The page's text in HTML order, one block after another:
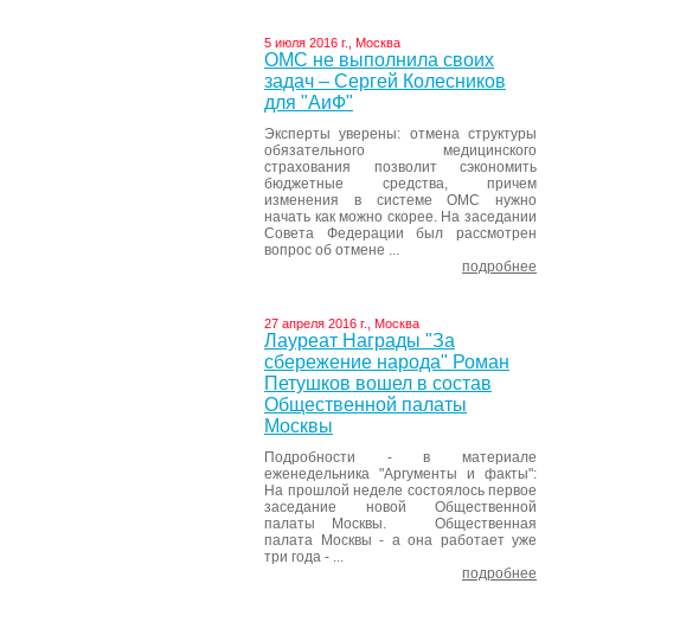
5 июля 2016 г., Москва
ОМС не выполнила своих
задач – Сергей Колесников
для "АиФ"
Эксперты уверены: отмена структуры
обязательного медицинского
страхования позволит сэкономить
бюджетные средства, причем
изменения в системе ОМС нужно
начать как можно скорее. На заседании
Совета Федерации был рассмотрен
вопрос об отмене ...
подробнее
27 апреля 2016 г., Москва
Лауреат Награды "За
сбережение народа" Роман
Петушков вошел в состав
Общественной палаты
Москвы
Подробности - в материале
еженедельника "Аргументы и факты":
На прошлой неделе состоялось первое
заседание новой Общественной
палаты Москвы. Общественная
палата Москвы - а она работает уже
три года - ...
подробнее